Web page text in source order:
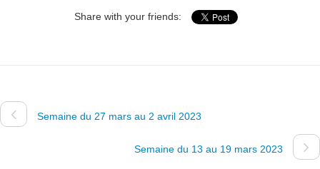
Share with your friends:
Semaine du 27 mars au 2 avril 2023
Semaine du 13 au 19 mars 2023